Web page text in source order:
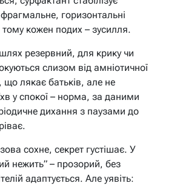
горизонтальні
кожен подих – зусилля.
резервний, для крику чи
слизом від амніотичної
що лякає батьків, але не
у спокої – норма, за даними
дихання з паузами до
сохне, секрет густішає. У
нежить” – прозорий, без
адаптується. Але уявіть: